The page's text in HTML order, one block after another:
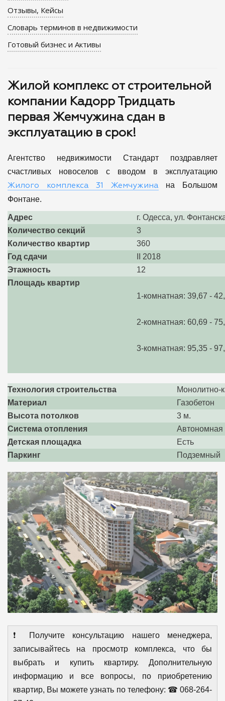
Отзывы, Кейсы
Словарь терминов в недвижимости
Готовый бизнес и Активы
Жилой комплекс от строительной
компании Кадорр Тридцать
первая Жемчужина сдан в
эксплуатацию в срок!
Агентство недвижимости Стандарт поздравляет
счастливых новоселов с вводом в эксплуатацию
Жилого комплекса 31 Жемчужина на Большом
Фонтане.
Адрес
г. Одесса, ул.
Количество секций
3
Количество квартир
360
Год сдачи
II 2018
Этажность
12
Площадь квартир
1-комнатная: 39,67 -
2-комнатная: 60,69 -
3-комнатная: 95,35 -
Технология строительства
Монолитно-
Материал
Газобетон
Высота потолков
3 м.
Система отопления
Автономная
Детская площадка
Есть
Паркинг
Подземный
❗ Получите консультацию нашего менеджера,
записывайтесь на просмотр комплекса, что бы
выбрать и купить квартиру. Дополнительную
информацию и все вопросы, по приобретению
квартир, Вы можете узнать по телефону: ☎ 068-264-